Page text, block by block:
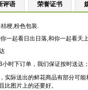
评语 荣誉证书
梗,粉色包装.
一起看日出日落,和你一起看天
时下订单，我们保证按时送达
实际送出的鲜花商品有部分可
比图片上的还要好。